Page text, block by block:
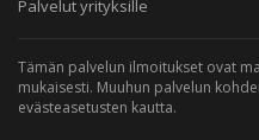
Palvelut yrityksille
Tämän palvelun ilmoitukset ovat
mukaisesti. Muuhun palvelun
evästeasetusten kautta.